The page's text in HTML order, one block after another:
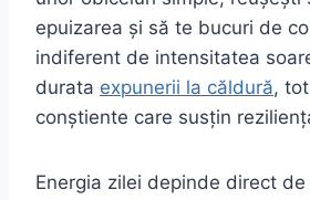
epuizarea și să te bucuri de
indiferent de intensitatea
durata expunerii la căldură,
conștiente care susțin
Energia zilei depinde direct